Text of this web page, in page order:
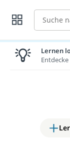
Suche
Lernen